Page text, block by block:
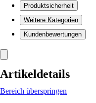
Produktsicherheit
Weitere Kategorien
Kundenbewertungen
Artikeldetails
Bereich überspringen